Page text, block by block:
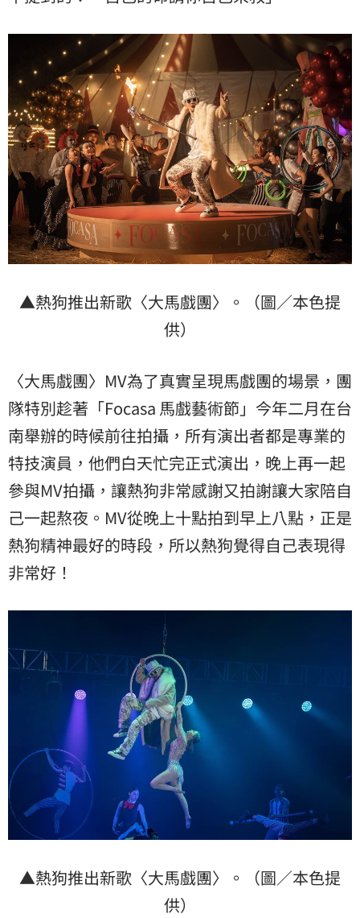
▲熱狗推出新歌〈大馬戲團〉。（圖／本色提
供）
〈大馬戲團〉MV為了真實呈現馬戲團的場景，團
隊特別趁著「Focasa 馬戲藝術節」今年二月在台
南舉辦的時候前往拍攝，所有演出者都是專業的
特技演員，他們白天忙完正式演出，晚上再一起
參與MV拍攝，讓熱狗非常感謝又拍謝讓大家陪自
己一起熬夜。MV從晚上十點拍到早上八點，正是
熱狗精神最好的時段，所以熱狗覺得自己表現得
非常好！
▲熱狗推出新歌〈大馬戲團〉。（圖／本色提
供）